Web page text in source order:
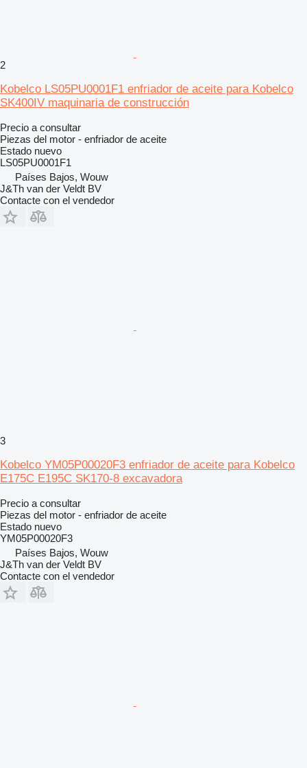
2
Kobelco LS05PU0001F1 enfriador de aceite para Kobelco
SK400IV maquinaria de construcción
Precio a consultar
Piezas del motor - enfriador de aceite
Estado nuevo
LS05PU0001F1
Países Bajos, Wouw
J&Th van der Veldt BV
Contacte con el vendedor
3
Kobelco YM05P00020F3 enfriador de aceite para Kobelco
E175C E195C SK170-8 excavadora
Precio a consultar
Piezas del motor - enfriador de aceite
Estado nuevo
YM05P00020F3
Países Bajos, Wouw
J&Th van der Veldt BV
Contacte con el vendedor